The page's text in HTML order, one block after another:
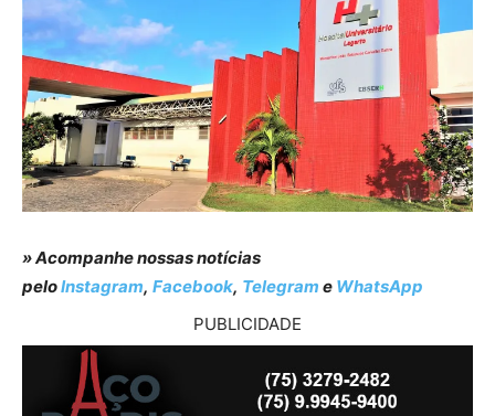
» Acompanhe nossas notícias
peloInstagram, Facebook, Telegram e WhatsApp
PUBLICIDADE